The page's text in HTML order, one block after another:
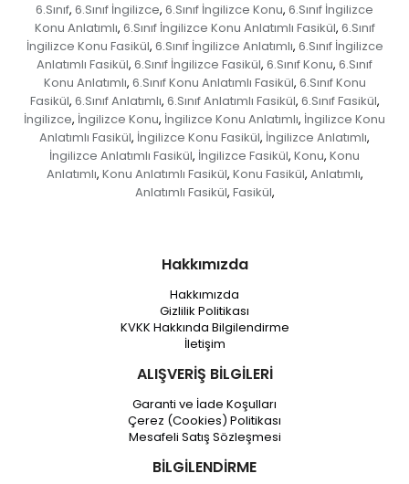
6.Sınıf, 6.Sınıf İngilizce, 6.Sınıf İngilizce Konu, 6.Sınıf İngilizce
Konu Anlatımlı, 6.Sınıf İngilizce Konu Anlatımlı Fasikül, 6.Sınıf
İngilizce Konu Fasikül, 6.Sınıf İngilizce Anlatımlı, 6.Sınıf İngilizce
Anlatımlı Fasikül, 6.Sınıf İngilizce Fasikül, 6.Sınıf Konu, 6.Sınıf
Konu Anlatımlı, 6.Sınıf Konu Anlatımlı Fasikül, 6.Sınıf Konu
Fasikül, 6.Sınıf Anlatımlı, 6.Sınıf Anlatımlı Fasikül, 6.Sınıf Fasikül,
İngilizce, İngilizce Konu, İngilizce Konu Anlatımlı, İngilizce Konu
Anlatımlı Fasikül, İngilizce Konu Fasikül, İngilizce Anlatımlı,
İngilizce Anlatımlı Fasikül, İngilizce Fasikül, Konu, Konu
Anlatımlı, Konu Anlatımlı Fasikül, Konu Fasikül, Anlatımlı,
Anlatımlı Fasikül, Fasikül,
Hakkımızda
Hakkımızda
Gizlilik Politikası
KVKK Hakkında Bilgilendirme
İletişim
ALIŞVERİŞ BİLGİLERİ
Garanti ve İade Koşulları
Çerez (Cookies) Politikası
Mesafeli Satış Sözleşmesi
BİLGİLENDİRME